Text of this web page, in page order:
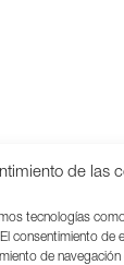
de las
tecnologías
consentimiento de
de navegación